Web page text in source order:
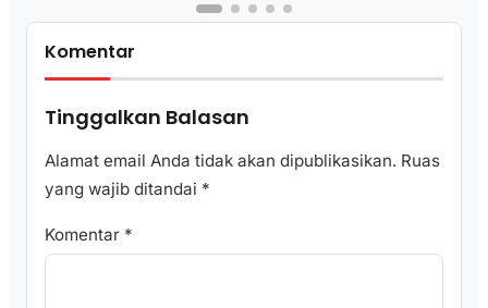
Komentar
Tinggalkan Balasan
Alamat email Anda tidak akan dipublikasikan. Ruas
yang wajib ditandai *
Komentar *